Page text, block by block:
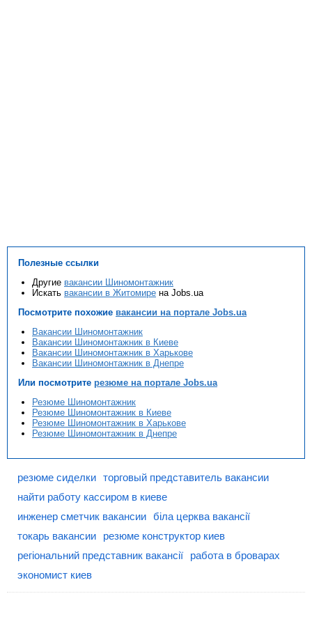
Полезные ссылки
Другие вакансии Шиномонтажник
Искать вакансии в Житомире на Jobs.ua
Посмотрите похожие вакансии на портале Jobs.ua
Вакансии Шиномонтажник
Вакансии Шиномонтажник в Киеве
Вакансии Шиномонтажник в Харькове
Вакансии Шиномонтажник в Днепре
Или посмотрите резюме на портале Jobs.ua
Резюме Шиномонтажник
Резюме Шиномонтажник в Киеве
Резюме Шиномонтажник в Харькове
Резюме Шиномонтажник в Днепре
резюме сиделки торговый представитель вакансии
найти работу кассиром в киеве
инженер сметчик вакансии біла церква вакансії
токарь вакансии
резюме конструктор киев
регіональний представник вакансії
работа в броварах
экономист киев